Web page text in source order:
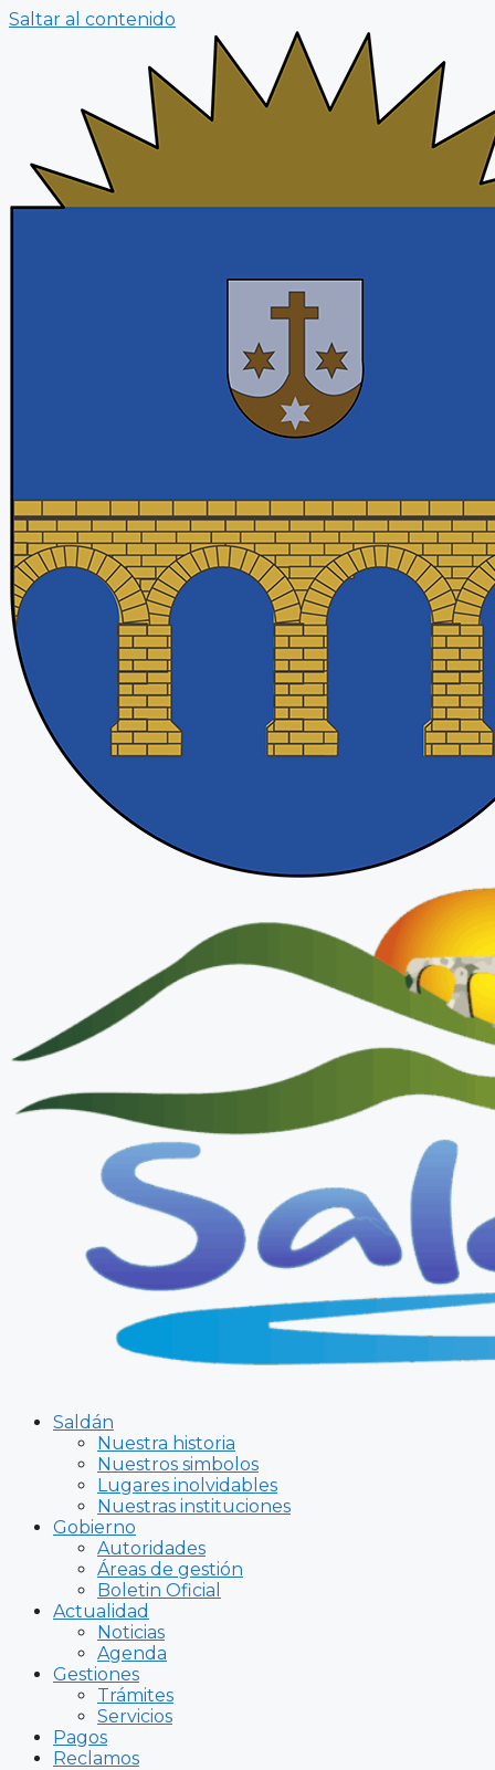
Saltar al contenido
Saldán
Nuestra historia
Nuestros simbolos
Lugares inolvidables
Nuestras instituciones
Gobierno
Autoridades
Áreas de gestión
Boletin Oficial
Actualidad
Noticias
Agenda
Gestiones
Trámites
Servicios
Pagos
Reclamos